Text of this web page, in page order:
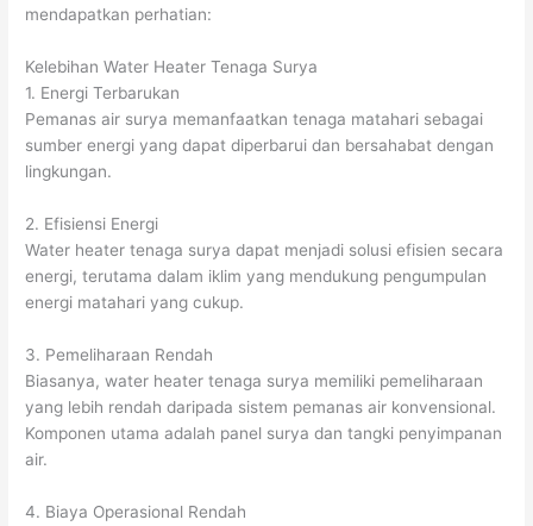
mendapatkan perhatian:
Kelebihan Water Heater Tenaga Surya
1. Energi Terbarukan
Pemanas air surya memanfaatkan tenaga matahari sebagai
sumber energi yang dapat diperbarui dan bersahabat dengan
lingkungan.
2. Efisiensi Energi
Water heater tenaga surya dapat menjadi solusi efisien secara
energi, terutama dalam iklim yang mendukung pengumpulan
energi matahari yang cukup.
3. Pemeliharaan Rendah
Biasanya, water heater tenaga surya memiliki pemeliharaan
yang lebih rendah daripada sistem pemanas air konvensional.
Komponen utama adalah panel surya dan tangki penyimpanan
air.
4. Biaya Operasional Rendah